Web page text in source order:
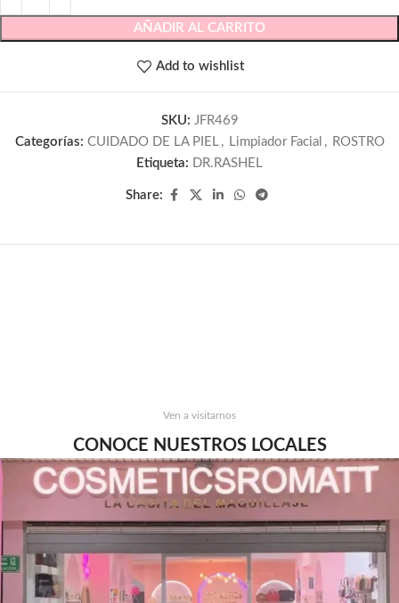
AÑADIR AL CARRITO
Add to wishlist
SKU: JFR469
Categorías: CUIDADO DE LA PIEL , Limpiador Facial , ROSTRO
Etiqueta: DR.RASHEL
Share:
Ven a visitarnos
CONOCE NUESTROS LOCALES